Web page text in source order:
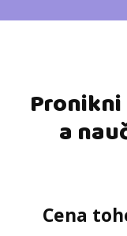
a
Cena